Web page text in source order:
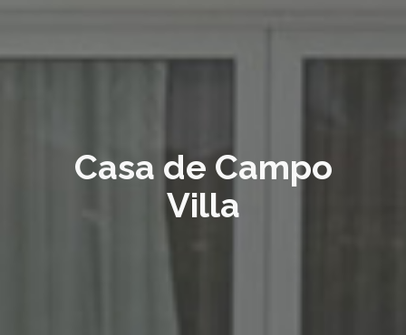
Casa de Campo
Villa